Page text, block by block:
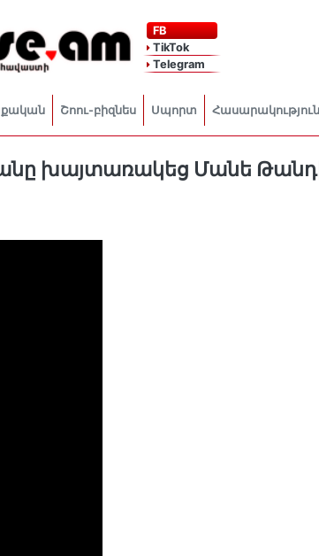
FB
TikTok
Telegram
Շոու-բիզնես Սպորտ Հասարակություն
խայտառակեց Մանե